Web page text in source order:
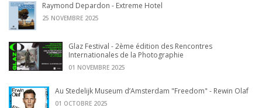
Raymond Depardon - Extreme Hotel
25 NOVEMBRE 2025
Glaz Festival - 2ème édition des Rencontres
Internationales de la Photographie
01 NOVEMBRE 2025
Au Stedelijk Museum d’Amsterdam "Freedom" - Rewin Olaf
01 OCTOBRE 2025